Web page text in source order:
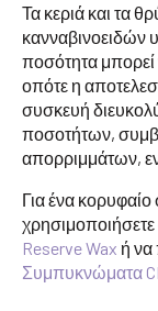
Τα κεριά και τα
κανναβινοειδών
ποσότητα μπορεί
οπότε η
συσκευή
ποσοτήτων,
απορριμμάτων,
Για ένα
Reserve Wax ή να
Συμπυκνώματα